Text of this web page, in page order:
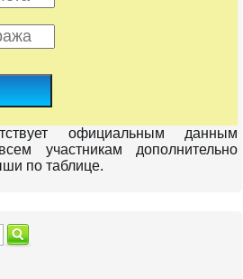
официальным данным
участникам дополнительно
по таблице.